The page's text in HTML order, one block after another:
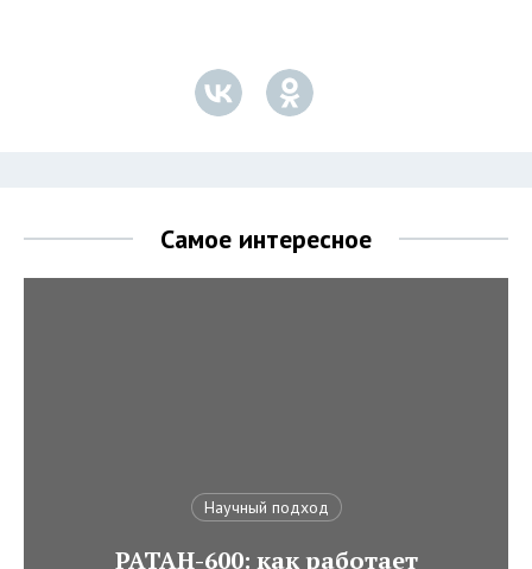
Самое интересное
Научный подход
РАТАН-600: как работает